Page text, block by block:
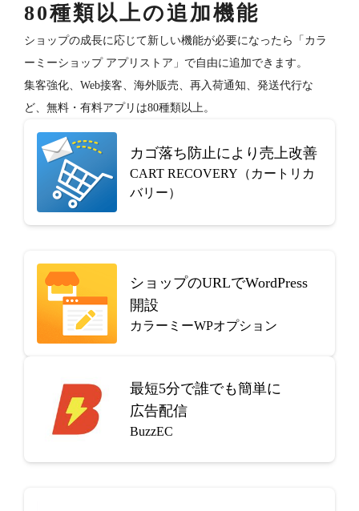
80種類以上の追加機能
ショップの成長に応じて新しい機能が必要になったら「カラ
ーミーショップ アプリストア」で自由に追加できます。
集客強化、Web接客、海外販売、再入荷通知、発送代行な
ど、無料・有料アプリは80種類以上。
カゴ落ち防止により売上改善
CART RECOVERY（カートリカ
バリー）
ショップのURLでWordPress
開設
カラーミーWPオプション
最短5分で誰でも簡単に
広告配信
BuzzEC